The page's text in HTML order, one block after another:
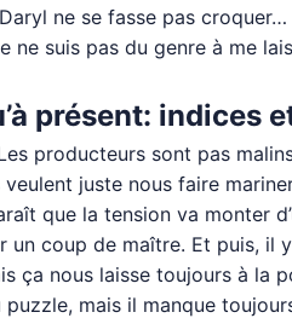
ne se fasse pas
ne suis pas du genre à me
présent: indices
producteurs sont pas
veulent juste nous faire
que la tension va monter
un coup de maître. Et puis, il
ça nous laisse toujours à
puzzle, mais il manque